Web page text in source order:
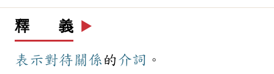
釋 義 ▶️
表示對待關係 的 介詞 。